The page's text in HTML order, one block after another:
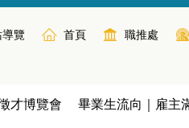
覽 首頁 職推處
才博覽會 畢業生流向｜雇主